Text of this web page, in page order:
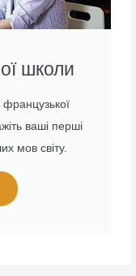
школи
ваші перші
мов світу.